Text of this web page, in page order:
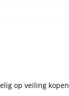
op veiling kopen